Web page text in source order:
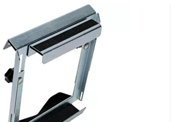
und Reinigungsarbeiten, bei
gelöst werden müssen. Er
von Oberflächen und
von Werkzeugen, Maschinen und
einfache Anwendung ist der
einsetzbar und für den
privaten Gebrauch geeignet.
Werkzeuge, Maschinen,